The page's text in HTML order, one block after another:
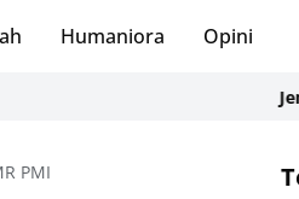
Humaniora Opini
Jember
PMI